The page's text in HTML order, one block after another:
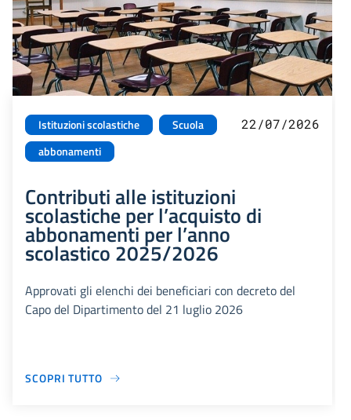
Istituzioni scolastiche
Scuola
abbonamenti
22/07/2026
Contributi alle istituzioni
scolastiche per l’acquisto di
abbonamenti per l’anno
scolastico 2025/2026
Approvati gli elenchi dei beneficiari con decreto del
Capo del Dipartimento del 21 luglio 2026
SCOPRI TUTTO